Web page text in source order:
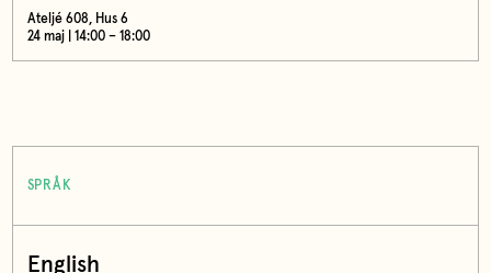
Ateljé 608, Hus 6
24 maj | 14:00 – 18:00
SPRÅK
English